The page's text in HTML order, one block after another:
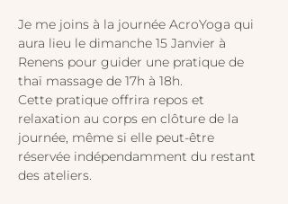
Je me joins à la journée AcroYoga qui
aura lieu le dimanche 15 Janvier à
Renens pour guider une pratique de
thaï massage de 17h à 18h.
Cette pratique offrira repos et
relaxation au corps en clôture de la
journée, même si elle peut-être
réservée indépendamment du restant
des ateliers.